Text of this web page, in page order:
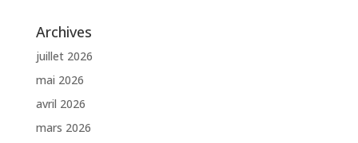
Archives
juillet 2026
mai 2026
avril 2026
mars 2026